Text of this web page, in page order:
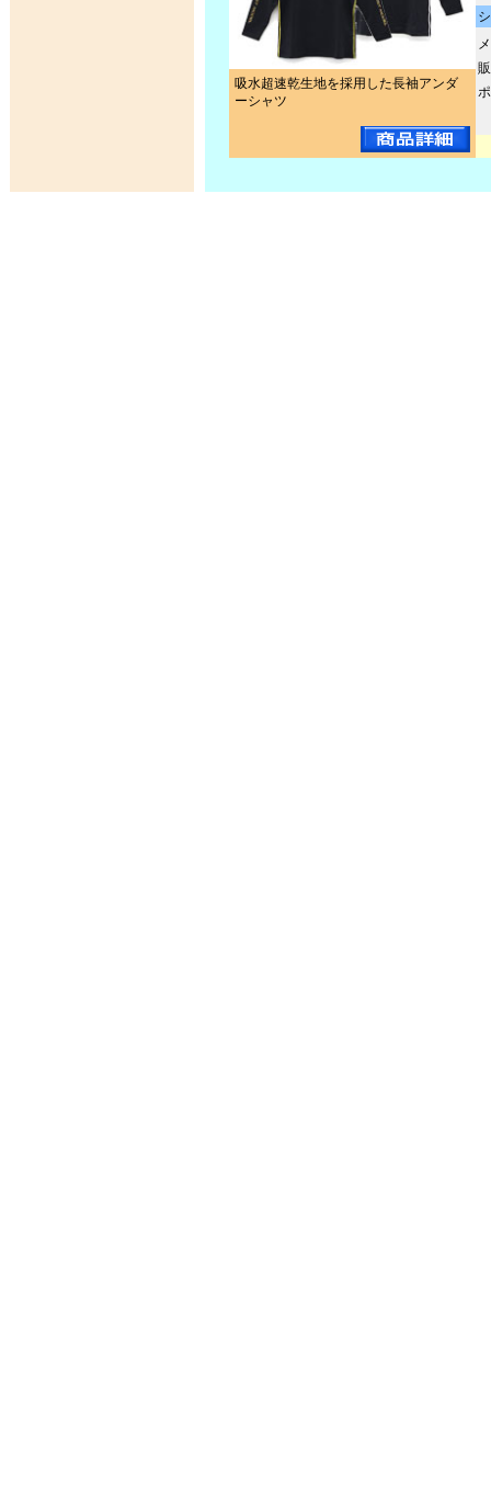
吸水超速乾生地を採用した長袖アンダ
ーシャツ